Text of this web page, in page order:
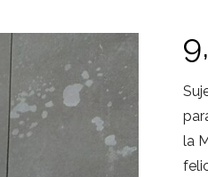
la